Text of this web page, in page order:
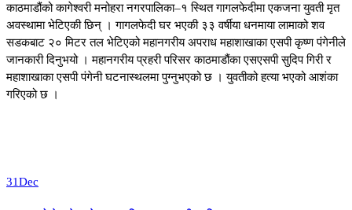
काठमाडौंको कागेश्वरी मनोहरा नगरपालिका–१ स्थित गागलफेदीमा एकजना युवती मृत
अवस्थामा भेटिएकी छिन् । गागलफेदी घर भएकी ३३ वर्षीया धनमाया लामाको शव
सडकबाट २० मिटर तल भेटिएको महानगरीय अपराध महाशाखाका एसपी कृष्ण पंगेनीले
जानकारी दिनुभयो । महानगरीय प्रहरी परिसर काठमाडौंका एसएसपी सुदिप गिरी र
महाशाखाका एसपी पंगेनी घटनास्थलमा पुग्नुभएको छ । युवतीको हत्या भएको आशंका
गरिएको छ ।
31Dec